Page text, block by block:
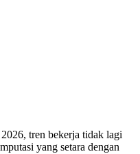
tren bekerja tidak lagi
yang setara dengan